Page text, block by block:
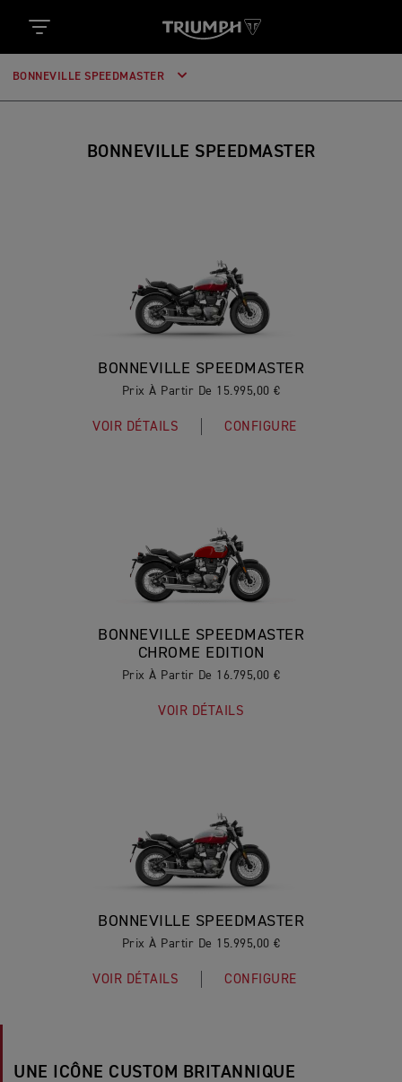
BONNEVILLE SPEEDMASTER
BONNEVILLE SPEEDMASTER
BONNEVILLE SPEEDMASTER
Prix À Partir De 15.995,00 €
VOIR DÉTAILS CONFIGURE
BONNEVILLE SPEEDMASTER
CHROME EDITION
Prix À Partir De 16.795,00 €
VOIR DÉTAILS
BONNEVILLE SPEEDMASTER
Prix À Partir De 15.995,00 €
VOIR DÉTAILS CONFIGURE
UNE ICÔNE CUSTOM BRITANNIQUE